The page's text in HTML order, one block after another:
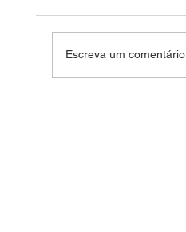
Escreva um comentário